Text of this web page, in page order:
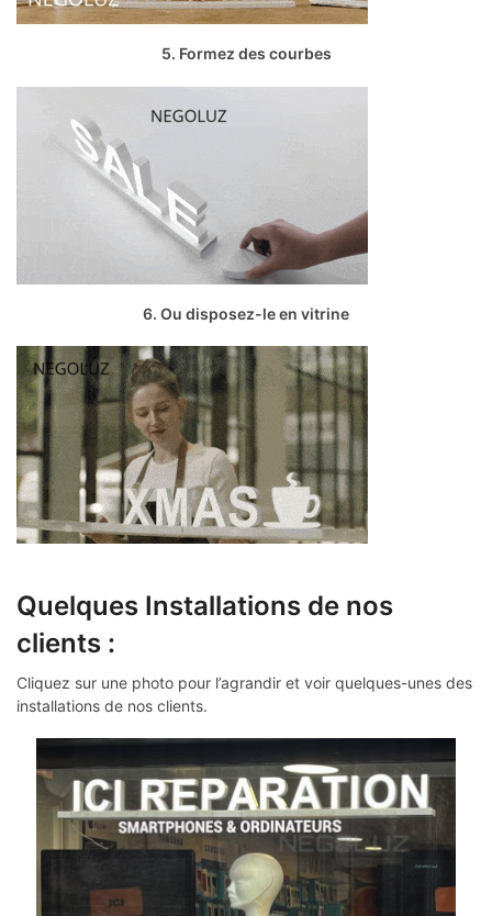
5. Formez des courbes
6. Ou disposez-le en vitrine
Quelques Installations de nos
clients :
Cliquez sur une photo pour l’agrandir et voir quelques-unes des
installations de nos clients.